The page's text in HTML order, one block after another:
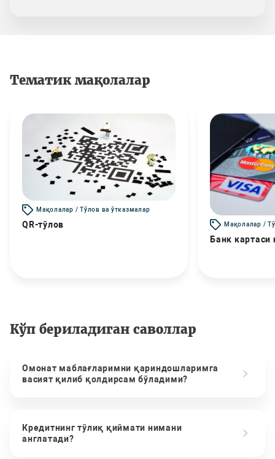
Тематик мақолалар
Мақолалар / Тўлов ва ўтказмалар
QR-тўлов Мақолалар /
Банк картаси
Кўп бериладиган саволлар
Омонат маблағларимни қариндошларимга
васият қилиб қолдирсам бўладими?
Кредитнинг тўлиқ қиймати нимани
англатади?